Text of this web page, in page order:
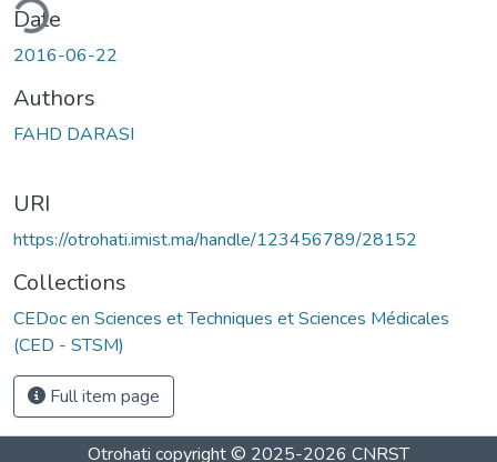
Date
2016-06-22
Authors
FAHD DARASI
URI
https://otrohati.imist.ma/handle/123456789/28152
Collections
CEDoc en Sciences et Techniques et Sciences Médicales
(CED - STSM)
Full item page
Otrohati copyright © 2025-2026 CNRST